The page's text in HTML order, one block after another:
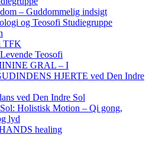
– Guddommelig indsigt
og Teosofi Studiegruppe
TFK
Teosofi
GRAL – I
HJERTE ved Den Indre
ved Den Indre Sol
Holistisk Motion – Qi gong,
lyd
healing